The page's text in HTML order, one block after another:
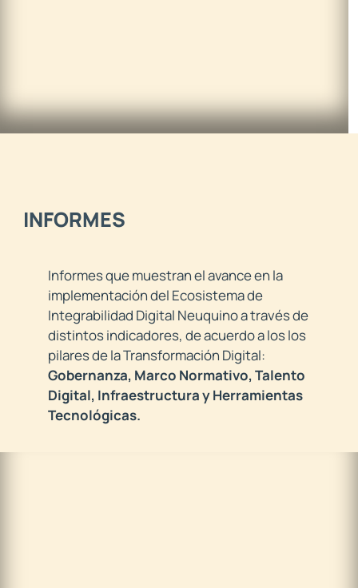
INFORMES
Informes que muestran el avance en la
implementación del Ecosistema de
Integrabilidad Digital Neuquino a través de
distintos indicadores, de acuerdo a los los
pilares de la Transformación Digital:
Gobernanza, Marco Normativo, Talento
Digital, Infraestructura y Herramientas
Tecnológicas.